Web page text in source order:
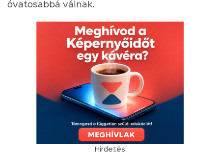
óvatosabbá válnak.
Hirdetés